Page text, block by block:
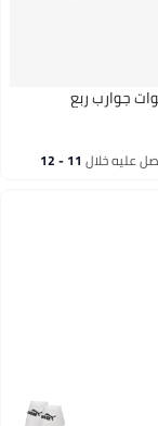
جوارب ربع
عليه خلال 11 - 12